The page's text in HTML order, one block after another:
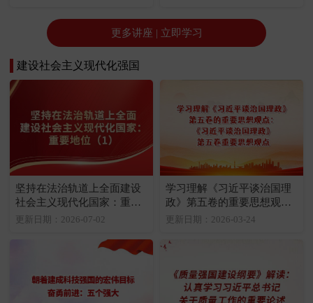
更多讲座 | 立即学习
建设社会主义现代化强国
坚持在法治轨道上全面建设
社会主义现代化国家：重要
地位（1）
更新日期：2026-07-02
学习理解《习近平谈治国理
政》第五卷的重要思想观
点：《习近平谈治国理政》
更新日期：2026-03-24